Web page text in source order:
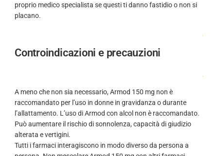
proprio medico specialista se questi ti danno fastidio o non si
placano.
.
Controindicazioni e precauzioni
.
A meno che non sia necessario, Armod 150 mg non è
raccomandato per l’uso in donne in gravidanza o durante
l’allattamento. L’uso di Armod con alcol non è raccomandato.
Può aumentare il rischio di sonnolenza, capacità di giudizio
alterata e vertigini.
Tutti i farmaci interagiscono in modo diverso da persona a